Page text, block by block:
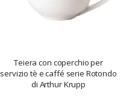
Teiera con coperchio per
servizio tè e caffé serie Rotondo
di Arthur Krupp